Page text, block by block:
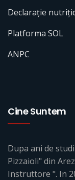
Cine Suntem
Dupa ani de
Pizzaioli" din
Instruttore ". In
Declarație
Platforma SOL
ANPC